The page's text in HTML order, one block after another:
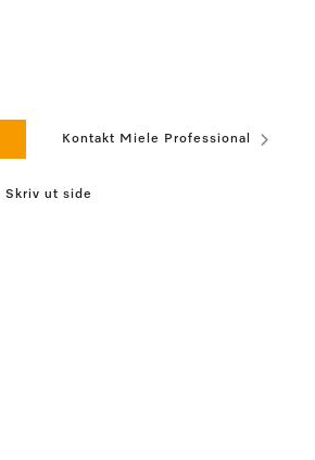
Kontakt Miele Professional
Skriv ut side